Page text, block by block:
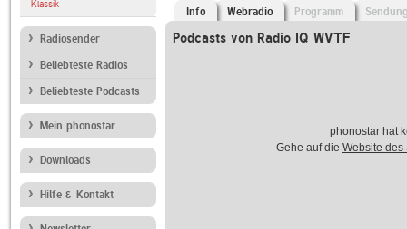
Klassik
Radiosender
Beliebteste Radios
Beliebteste Podcasts
Mein phonostar
Downloads
Hilfe & Kontakt
Info Webradio Programm
Podcasts von Radio IQ WVTF
phonostar hat
Gehe auf die Website des